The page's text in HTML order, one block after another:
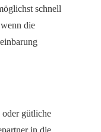
schnell
die
gütliche